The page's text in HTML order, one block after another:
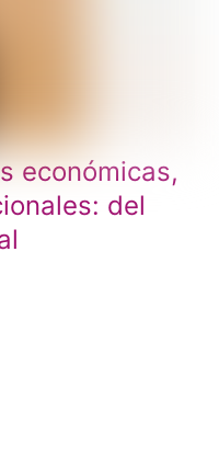
económicas,
del